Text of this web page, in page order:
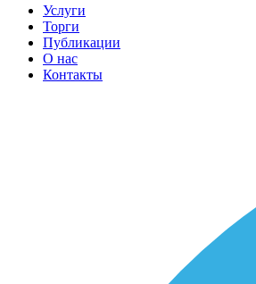
Услуги
Торги
Публикации
О нас
Контакты